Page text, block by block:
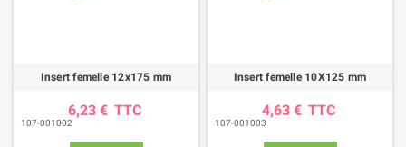
Insert femelle 12x175 mm
6,23 € TTC
107-001002
Insert femelle 10X125 mm
4,63 € TTC
107-001003